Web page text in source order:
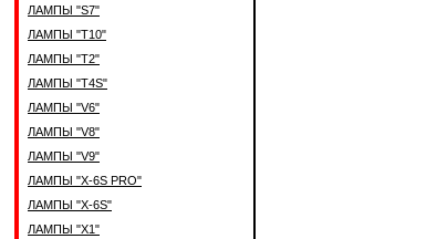
ЛАМПЫ "S7"
ЛАМПЫ "T10"
ЛАМПЫ "T2"
ЛАМПЫ "T4S"
ЛАМПЫ "V6"
ЛАМПЫ "V8"
ЛАМПЫ "V9"
ЛАМПЫ "X-6S PRO"
ЛАМПЫ "X-6S"
ЛАМПЫ "X1"